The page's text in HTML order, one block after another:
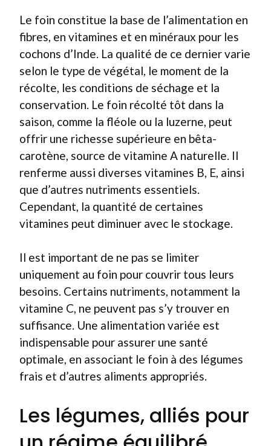
Le foin constitue la base de l’alimentation en
fibres, en vitamines et en minéraux pour les
cochons d’Inde. La qualité de ce dernier varie
selon le type de végétal, le moment de la
récolte, les conditions de séchage et la
conservation. Le foin récolté tôt dans la
saison, comme la fléole ou la luzerne, peut
offrir une richesse supérieure en bêta-
carotène, source de vitamine A naturelle. Il
renferme aussi diverses vitamines B, E, ainsi
que d’autres nutriments essentiels.
Cependant, la quantité de certaines
vitamines peut diminuer avec le stockage.
Il est important de ne pas se limiter
uniquement au foin pour couvrir tous leurs
besoins. Certains nutriments, notamment la
vitamine C, ne peuvent pas s’y trouver en
suffisance. Une alimentation variée est
indispensable pour assurer une santé
optimale, en associant le foin à des légumes
frais et d’autres aliments appropriés.
Les légumes, alliés pour